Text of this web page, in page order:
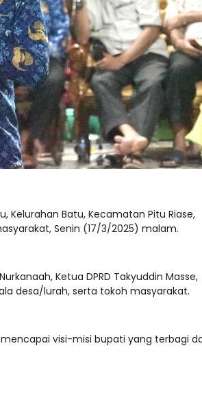
Kelurahan Batu, Kecamatan Pitu Riase,
Senin (17/3/2025) malam.
Ketua DPRD Takyuddin Masse,
desa/lurah, serta tokoh masyarakat.
visi-misi bupati yang terbagi